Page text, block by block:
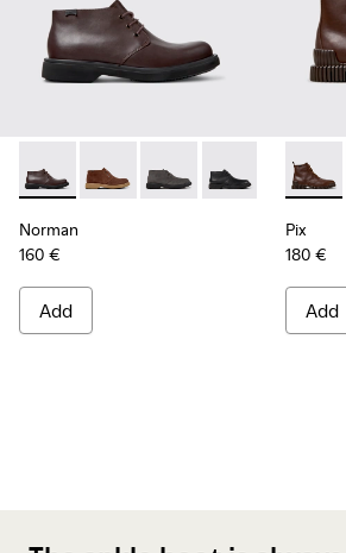
Norman - K300513-005 - Brown
Norman - K300513-006
Norman - K300513-003
Norman -
Norman
160 €
Add
Pix -
Pix
180 €
Add